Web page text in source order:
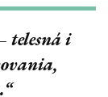
telesná i